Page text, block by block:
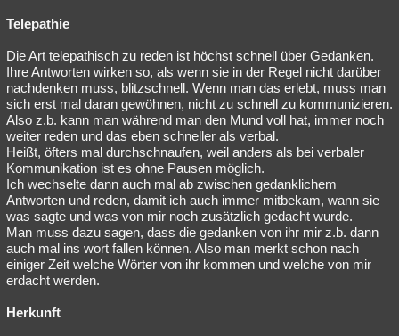
Telepathie
Die Art telepathisch zu reden ist höchst schnell über Gedanken.
Ihre Antworten wirken so, als wenn sie in der Regel nicht darüber
nachdenken muss, blitzschnell. Wenn man das erlebt, muss man
sich erst mal daran gewöhnen, nicht zu schnell zu kommunizieren.
Also z.b. kann man während man den Mund voll hat, immer noch
weiter reden und das eben schneller als verbal.
Heißt, öfters mal durchschnaufen, weil anders als bei verbaler
Kommunikation ist es ohne Pausen möglich.
Ich wechselte dann auch mal ab zwischen gedanklichem
Antworten und reden, damit ich auch immer mitbekam, wann sie
was sagte und was von mir noch zusätzlich gedacht wurde.
Man muss dazu sagen, dass die gedanken von ihr mir z.b. dann
auch mal ins wort fallen können. Also man merkt schon nach
einiger Zeit welche Wörter von ihr kommen und welche von mir
erdacht werden.
Herkunft